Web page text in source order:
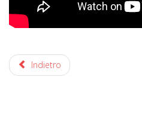
Indietro